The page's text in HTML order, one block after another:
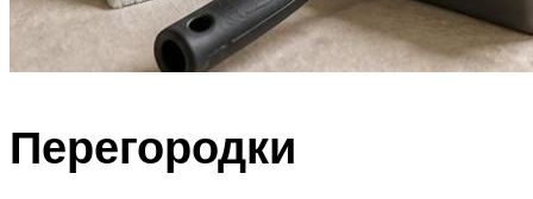
Перегородки